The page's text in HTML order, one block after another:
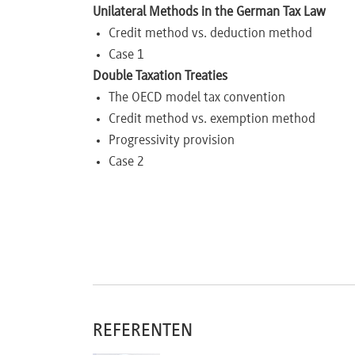
Unilateral Methods in the German Tax Law
Credit method vs. deduction method
Case 1
Double Taxation Treaties
The OECD model tax convention
Credit method vs. exemption method
Progressivity provision
Case 2
REFERENTEN